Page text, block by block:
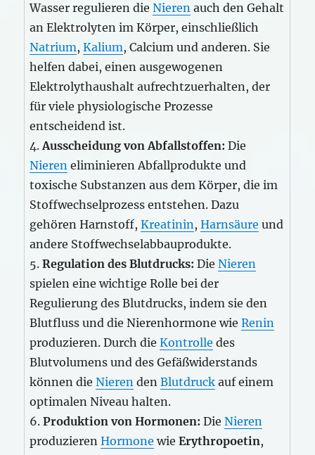
Wasser regulieren dieNieren auch den Gehalt
an Elektrolyten im Körper, einschließlich
Natrium,Kalium, Calcium und anderen. Sie
helfen dabei, einen ausgewogenen
Elektrolythaushalt aufrechtzuerhalten, der
für viele physiologische Prozesse
entscheidend ist.
4.Ausscheidung von Abfallstoffen: Die
Nieren eliminieren Abfallprodukte und
toxische Substanzen aus dem Körper, die im
Stoffwechselprozess entstehen. Dazu
gehören Harnstoff,Kreatinin ,Harnsäure und
andere Stoffwechselabbauprodukte.
5.Regulation des Blutdrucks:DieNieren
spielen eine wichtige Rolle bei der
Regulierung des Blutdrucks, indem sie den
Blutfluss und die Nierenhormone wieRenin
produzieren. Durch dieKontrolle des
Blutvolumens und des Gefäßwiderstands
können dieNieren denBlutdruck auf einem
optimalen Niveau halten.
6.Produktion von Hormonen: DieNieren
produzierenHormone wieErythropoetin,